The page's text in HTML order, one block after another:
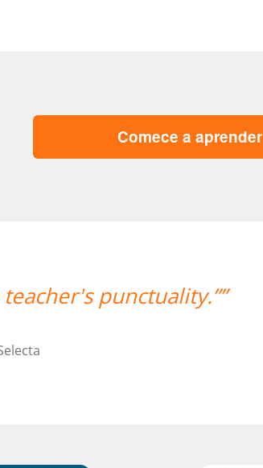
Comece a aprender
punctuality.””